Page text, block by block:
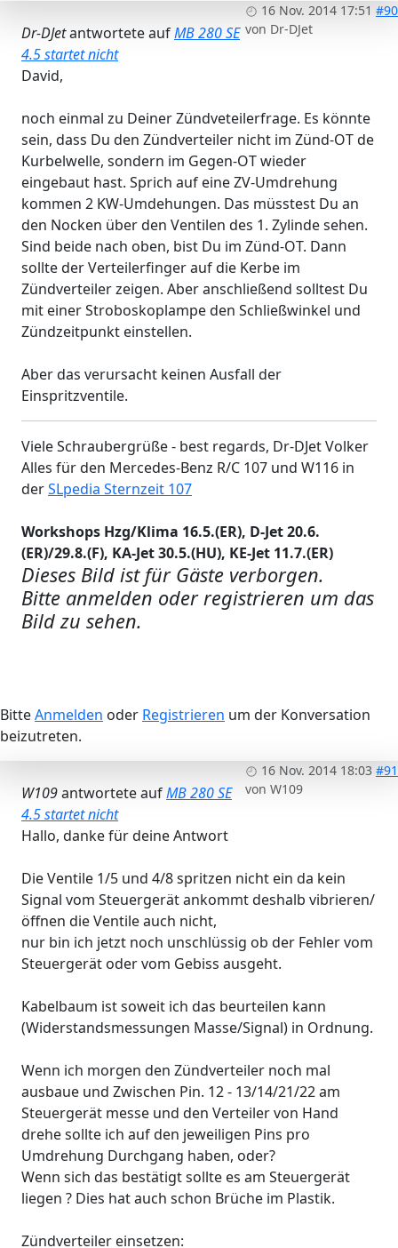
16 Nov. 2014 17:51 #90
von Dr-DJet
Dr-DJetantwortete aufMB 280 SE
4.5 startet nicht
David,
noch einmal zu Deiner Zündveteilerfrage. Es könnte
sein, dass Du den Zündverteiler nicht im Zünd-OT de
Kurbelwelle, sondern im Gegen-OT wieder
eingebaut hast. Sprich auf eine ZV-Umdrehung
kommen 2 KW-Umdehungen. Das müsstest Du an
den Nocken über den Ventilen des 1. Zylinde sehen.
Sind beide nach oben, bist Du im Zünd-OT. Dann
sollte der Verteilerfinger auf die Kerbe im
Zündverteiler zeigen. Aber anschließend solltest Du
mit einer Stroboskoplampe den Schließwinkel und
Zündzeitpunkt einstellen.
Aber das verursacht keinen Ausfall der
Einspritzventile.
Viele Schraubergrüße - best regards, Dr-DJet Volker
Alles für den Mercedes-Benz R/C 107 und W116 in
derSLpedia Sternzeit 107
Workshops Hzg/Klima 16.5.(ER), D-Jet 20.6.
(ER)/29.8.(F), KA-Jet 30.5.(HU), KE-Jet 11.7.(ER)
Dieses Bild ist für Gäste verborgen.
Bitte anmelden oder registrieren um das
Bild zu sehen.
BitteAnmelden oder Registrieren um der Konversation
beizutreten.
16 Nov. 2014 18:03 #91
von W109
W109antwortete aufMB 280 SE
4.5 startet nicht
Hallo, danke für deine Antwort
Die Ventile 1/5 und 4/8 spritzen nicht ein da kein
Signal vom Steuergerät ankommt deshalb vibrieren/
öffnen die Ventile auch nicht,
nur bin ich jetzt noch unschlüssig ob der Fehler vom
Steuergerät oder vom Gebiss ausgeht.
Kabelbaum ist soweit ich das beurteilen kann
(Widerstandsmessungen Masse/Signal) in Ordnung.
Wenn ich morgen den Zündverteiler noch mal
ausbaue und Zwischen Pin. 12 - 13/14/21/22 am
Steuergerät messe und den Verteiler von Hand
drehe sollte ich auf den jeweiligen Pins pro
Umdrehung Durchgang haben, oder?
Wenn sich das bestätigt sollte es am Steuergerät
liegen ? Dies hat auch schon Brüche im Plastik.
Zündverteiler einsetzen: